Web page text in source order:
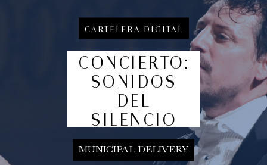
CARTELERA DIGITAL
CONCIERTO:
SONIDOS
DEL
SILENCIO
MUNICIPAL DELIVERY